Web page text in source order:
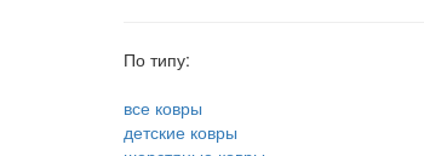
По типу:
все ковры
детские ковры